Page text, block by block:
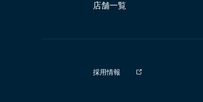
店舗一覧
採用情報